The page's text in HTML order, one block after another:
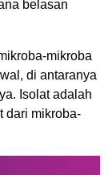
belasan
mikroba
di antaranya
Isolat adalah
dari mikroba-